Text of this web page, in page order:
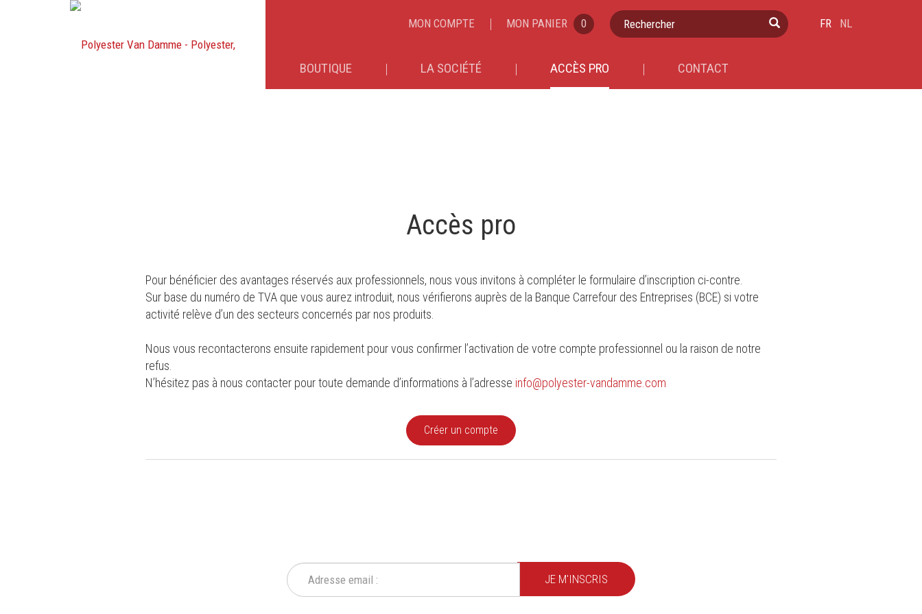
MON COMPTE MON PANIER 0 Rechercher FR NL
BOUTIQUE LA SOCIÉTÉ ACCÈS PRO CONTACT
Accès pro
Pour bénéficier des avantages réservés aux professionnels, nous vous invitons à compléter le formulaire d’inscription ci-contre.
Sur base du numéro de TVA que vous aurez introduit, nous vérifierons auprès de la Banque Carrefour des Entreprises (BCE) si votre
activité relève d’un des secteurs concernés par nos produits.
Nous vous recontacterons ensuite rapidement pour vous confirmer l’activation de votre compte professionnel ou la raison de notre
refus.
N’hésitez pas à nous contacter pour toute demande d’informations à l’adresse info@polyester-vandamme.com
Créer un compte
JE M'INSCRIS